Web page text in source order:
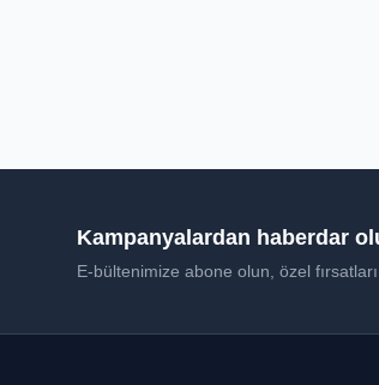
Kampanyalardan haberdar
E-bültenimize abone olun, özel fırsatları